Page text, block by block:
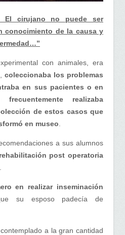
El cirujano no puede ser
conocimiento de la causa y
con animales, era
coleccionaba los problemas
en sus pacientes o en
realizaba
de estos casos que
en museo
a sus alumnos
rehabilitación post operatoria
en realizar inseminación
su esposo padecía de
a la gran cantidad